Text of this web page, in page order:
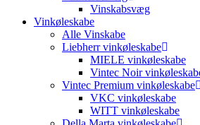
Vinskabsvæg
Vinkøleskabe
Alle Vinskabe
Liebherr vinkøleskabe
MIELE vinkøleskabe
Vintec Noir
Vintec Premium vinkøleskabe
VKC vinkøleskabe
WITT vinkøleskabe